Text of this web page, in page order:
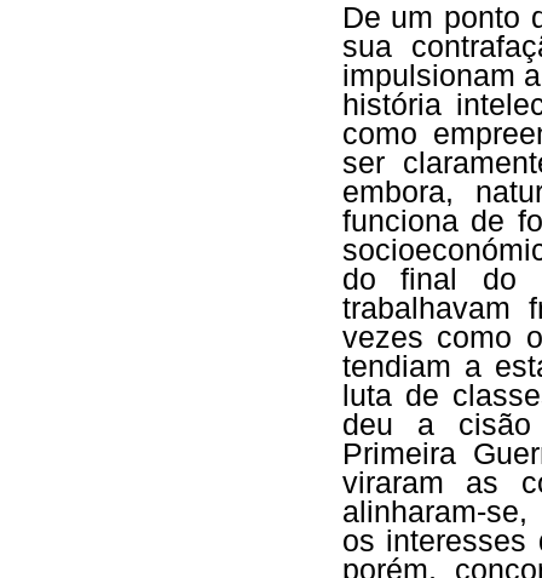
De um ponto
sua
impulsionam
história
como
ser
embora,
funciona de
do final do
trabalhavam
vezes como
tendiam a
luta de
deu a cisão
Primeira
viraram as
alinharam-
os interesses
porém,